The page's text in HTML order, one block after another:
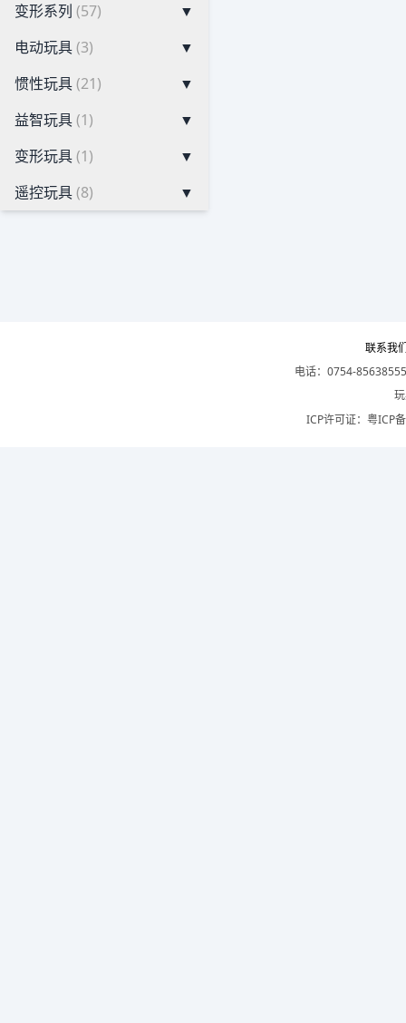
变形系列 (57)
▼
电动玩具(3)
▼
惯性玩具(21)
▼
益智玩具(1)
▼
变形玩具(1)
▼
遥控玩具(8) ▼
联系我
电话：0754-
ICP许可证： 粤ICP